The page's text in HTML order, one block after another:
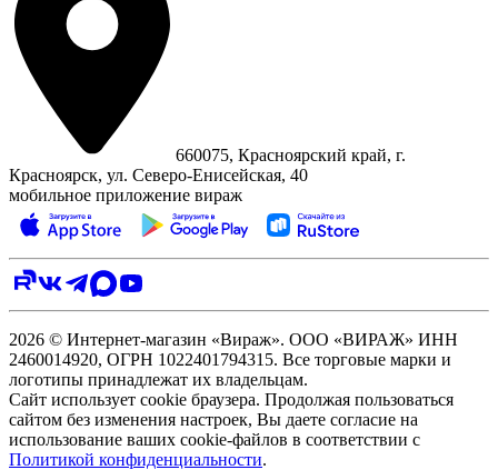
660075, Красноярский край, г.
Красноярск, ул. Северо‑Енисейская, 40
мобильное приложение вираж
2026 © Интернет-магазин «Вираж». ООО «ВИРАЖ» ИНН
2460014920, ОГРН 1022401794315. Все торговые марки и
логотипы принадлежат их владельцам.
Сайт использует cookie браузера. Продолжая пользоваться
сайтом без изменения настроек, Вы даете согласие на
использование ваших cookie-файлов в соответствии с
Политикой конфиденциальности.